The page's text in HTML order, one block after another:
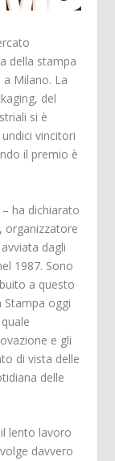
della stampa
Milano. La
del
si è
vincitori
il premio è
ha dichiarato
organizzatore
dagli
1987. Sono
a questo
Stampa oggi
e gli
di vista delle
delle
lento lavoro
davvero